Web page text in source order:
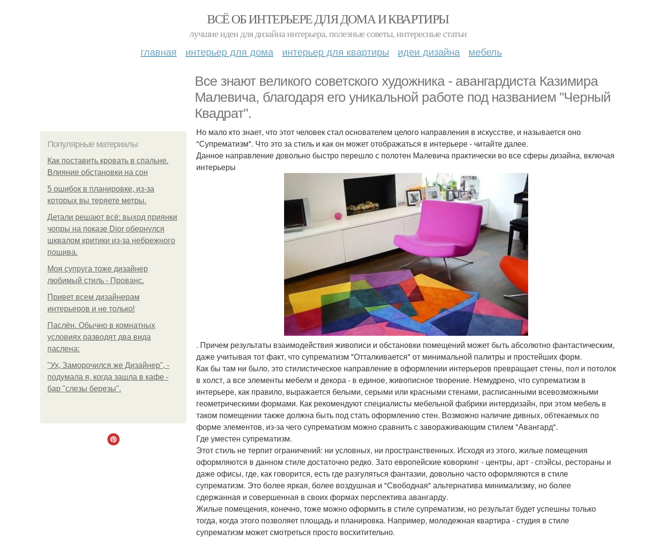
ВСЁ ОБ ИНТЕРЬЕРЕ ДЛЯ ДОМА И КВАРТИРЫ
лучшие идеи для дизайна интерьера, полезные советы, интересные статьи
главная интерьер для дома интерьер для квартиры идеи дизайна мебель
Все знают великого советского художника - авангардиста Казимира
Малевича, благодаря его уникальной работе под названием "Черный
Квадрат".
Популярные материалы
Как поставить кровать в спальне.
Влияние обстановки на сон
5 ошибок в планировке, из-за
которых вы теряете метры.
Детали решают всё: выход приянки
чопры на показе Dior обернулся
шквалом критики из-за небрежного
пошива.
Моя супруга тоже дизайнер
любимый стиль - Прованс.
Привет всем дизайнерам
интерьеров и не только!
Паслён. Обычно в комнатных
условиях разводят два вида
паслена:
"Ух, Заморочился же Дизайнер", -
подумала я, когда зашла в кафе -
бар "слезы березы".
Но мало кто знает, что этот человек стал основателем целого направления в искусстве, и называется оно
"Супрематизм". Что это за стиль и как он может отображаться в интерьере - читайте далее.
Данное направление довольно быстро перешло с полотен Малевича практически во все сферы дизайна, включая
интерьеры
. Причем результаты взаимодействия живописи и обстановки помещений может быть абсолютно фантастическим,
даже учитывая тот факт, что супрематизм "Отталкивается" от минимальной палитры и простейших форм.
Как бы там ни было, это стилистическое направление в оформлении интерьеров превращает стены, пол и потолок
в холст, а все элементы мебели и декора - в единое, живописное творение. Немудрено, что супрематизм в
интерьере, как правило, выражается белыми, серыми или красными стенами, расписанными всевозможными
геометрическими формами. Как рекомендуют специалисты мебельной фабрики интердизайн, при этом мебель в
таком помещении также должна быть под стать оформлению стен. Возможно наличие дивных, обтекаемых по
форме элементов, из-за чего супрематизм можно сравнить с завораживающим стилем "Авангард".
Где уместен супрематизм.
Этот стиль не терпит ограничений: ни условных, ни пространственных. Исходя из этого, жилые помещения
оформляются в данном стиле достаточно редко. Зато европейские коворкинг - центры, арт - спэйсы, рестораны и
даже офисы, где, как говорится, есть где разгуляться фантазии, довольно часто оформляются в стиле
супрематизм. Это более яркая, более воздушная и "Свободная" альтернатива минимализму, но более
сдержанная и совершенная в своих формах перспектива авангарду.
Жилые помещения, конечно, тоже можно оформить в стиле супрематизм, но результат будет успешны только
тогда, когда этого позволяет площадь и планировка. Например, молодежная квартира - студия в стиле
супрематизм может смотреться просто восхитительно.